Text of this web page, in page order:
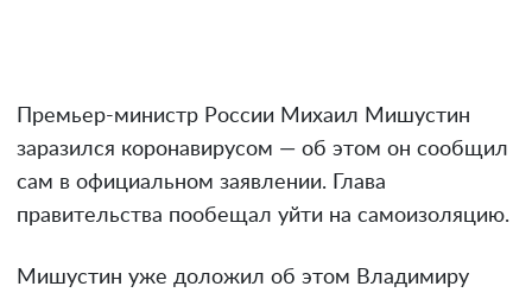
Премьер-министр России Михаил Мишустин
заразился коронавирусом — об этом он сообщил
сам в официальном заявлении. Глава
правительства пообещал уйти на самоизоляцию.
Мишустин уже доложил об этом Владимиру